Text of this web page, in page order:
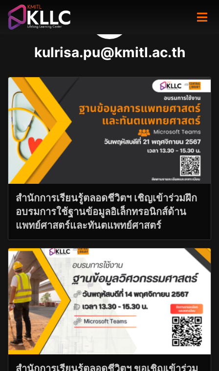
content
kulrisa.pu@kmitl.ac.th
สำนักการเรียนรู้ตลอดชีวิตฯ เชิญเข้าร่วมฝึก
อบรมการใช้ฐานข้อมูลอิเล็กทรอนิกส์ด้าน
แพทย์ศาสตร์และทันตแพทย์ศาสตร์